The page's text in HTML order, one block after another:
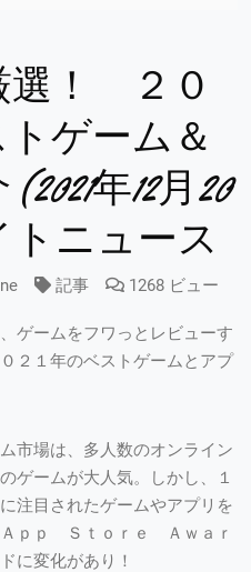
選！ ２０
ゲーム＆
年12月20
トニュース
記事 1268 ビュー
ゲームをフワっとレビューす
２１年のベストゲームとアプ
市場は、多人数のオンライン
ゲームが大人気。しかし、１
注目されたゲームやアプリを
Ａｐｐ Ｓｔｏｒｅ Ａｗａｒ
に変化があり！